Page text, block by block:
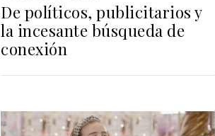
De políticos, publicitarios y
la incesante búsqueda de
conexión